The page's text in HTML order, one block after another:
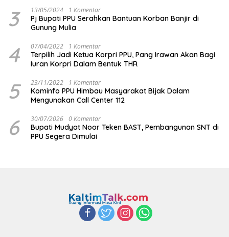
3 13/05/2024 1 Komentar
Pj Bupati PPU Serahkan Bantuan Korban Banjir di
Gunung Mulia
4 07/04/2022 1 Komentar
Terpilih Jadi Ketua Korpri PPU, Pang Irawan Akan Bagi
Iuran Korpri Dalam Bentuk THR
5 23/11/2022 1 Komentar
Kominfo PPU Himbau Masyarakat Bijak Dalam
Mengunakan Call Center 112
6 30/07/2026 0 Komentar
Bupati Mudyat Noor Teken BAST, Pembangunan SNT di
PPU Segera Dimulai